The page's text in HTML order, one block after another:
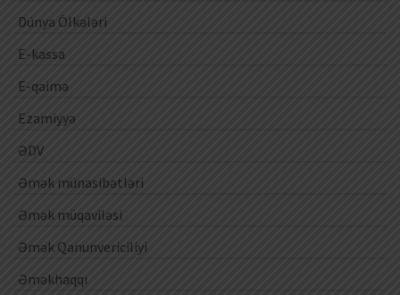
Dünya Ölkələri
E-kassa
E-qaimə
Ezamiyyə
ƏDV
Əmək münasibətləri
Əmək müqaviləsi
Əmək Qanunvericiliyi
Əməkhaqqı